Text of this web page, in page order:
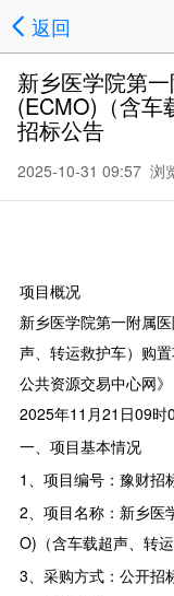
返回
新乡医学院第
(ECMO)（含车
招标公告
2025-10-31 09:57 浏
项目概况
新乡医学院第一附属
声、转运救护车）购
公共资源交易中心网
2025年11月21日09时
一、项目基本情况
1、项目编号：豫财招
2、项目名称：新乡医
O)（含车载超声、转
3、采购方式：公开招